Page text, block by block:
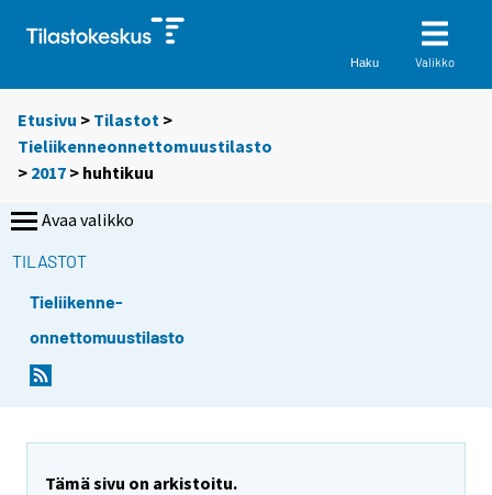
Haku Valikko
Etusivu > Tilastot >
Tieliikenneonnettomuustilasto
> 2017 > huhtikuu
Avaa valikko
TILASTOT
Tieliikenne-
onnettomuustilasto
Tämä sivu on arkistoitu.